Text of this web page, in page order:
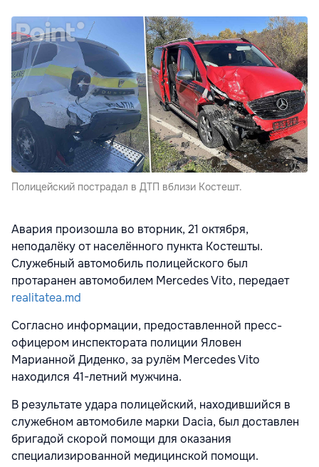
Полицейский пострадал в ДТП вблизи Костешт.
Авария произошла во вторник, 21 октября,
неподалёку от населённого пункта Костешты.
Служебный автомобиль полицейского был
протаранен автомобилем Mercedes Vito, передает
realitatea.md
Согласно информации, предоставленной пресс-
офицером инспектората полиции Яловен
Марианной Диденко, за рулём Mercedes Vito
находился 41-летний мужчина.
В результате удара полицейский, находившийся в
служебном автомобиле марки Dacia, был доставлен
бригадой скорой помощи для оказания
специализированной медицинской помощи.